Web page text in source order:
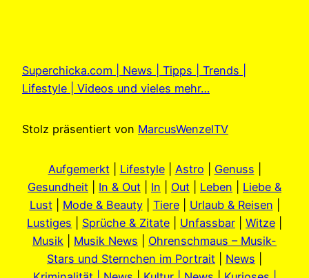
Superchicka.com | News | Tipps | Trends |
Lifestyle | Videos und vieles mehr…
Stolz präsentiert von MarcusWenzelTV
Aufgemerkt| Lifestyle| Astro Genuss
Gesundheit
In & Out In Out Leben
Liebe &
Lust| Mode & Beauty| Tiere| Urlaub & Reisen
Lustiges
Sprüche & Zitate Unfassbar Witze
Musik
Musik News
Ohrenschmaus – Musik-
Stars und Sternchen im Portrait
News